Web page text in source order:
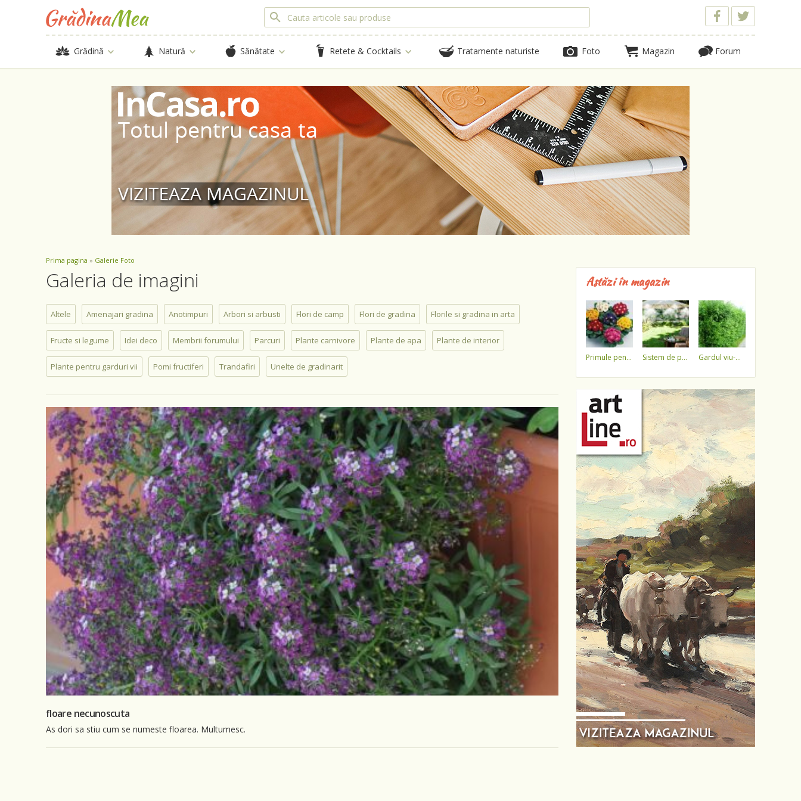
Grădină Natură Sănătate Retete & Cocktails Tratamente naturiste Foto Magazin Forum
Prima pagina » Galerie Foto
Galeria de imagini
Altele Amenajari gradina Anotimpuri Arbori si arbusti Flori de camp Flori de gradina Florile si gradina in arta
Fructe si legume Idei deco Membrii forumului Parcuri Plante carnivore Plante de apa Plante de interior
Plante pentru garduri vii Pomi fructiferi Trandafiri Unelte de gradinarit
floare necunoscuta
As dori sa stiu cum se numeste floarea. Multumesc.
Astăzi în magazin
primule pentru 1 martie 3,5 lei / ghiveci !!!! sistem de pulverizare a apei gardul viu-minune!